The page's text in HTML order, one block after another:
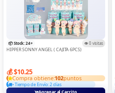
📦 Stock: 24+ 👁️ 0 visitas
HIPPER SONNY ANGEL ( CAJITA 6PCS)
💰 $10.25
Compra obtiene:102puntos
• Tiempo de Envío: 2 días